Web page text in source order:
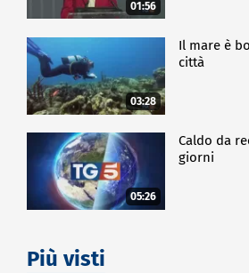
tecnologici, di servizio e umani,
CRONACA
01:56
03:28
Il mare è
città
05:26
Caldo da
giorni
Più visti